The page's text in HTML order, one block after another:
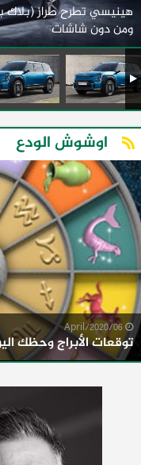
ومن دون شاشات
اوشوش الودع
توقعات الأبراج وحظك